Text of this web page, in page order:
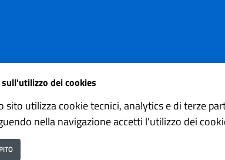
sito Dichiarazione
della famiglia
dei cookies
sito utilizza cookie tecnici, analytics e di terze
nella navigazione accetti l'utilizzo dei